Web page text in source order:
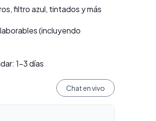
filtro azul, tintados y más
(incluyendo
1–3 días
Chat en vivo